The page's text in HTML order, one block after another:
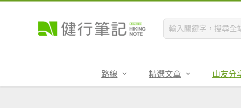
路線 精選文章 山友分